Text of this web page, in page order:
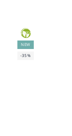
GREEN
NEW
-35%